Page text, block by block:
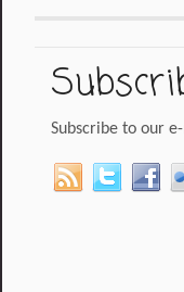
Subscribe to our